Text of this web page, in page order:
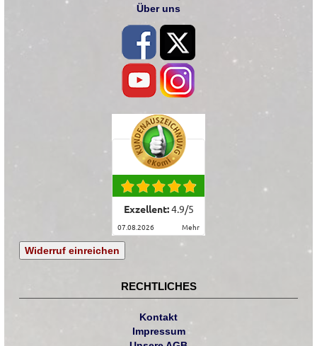
Über uns
Exzellent:4.9/5
07.08.2026 mehr
Widerruf einreichen
RECHTLICHES
Kontakt
Impressum